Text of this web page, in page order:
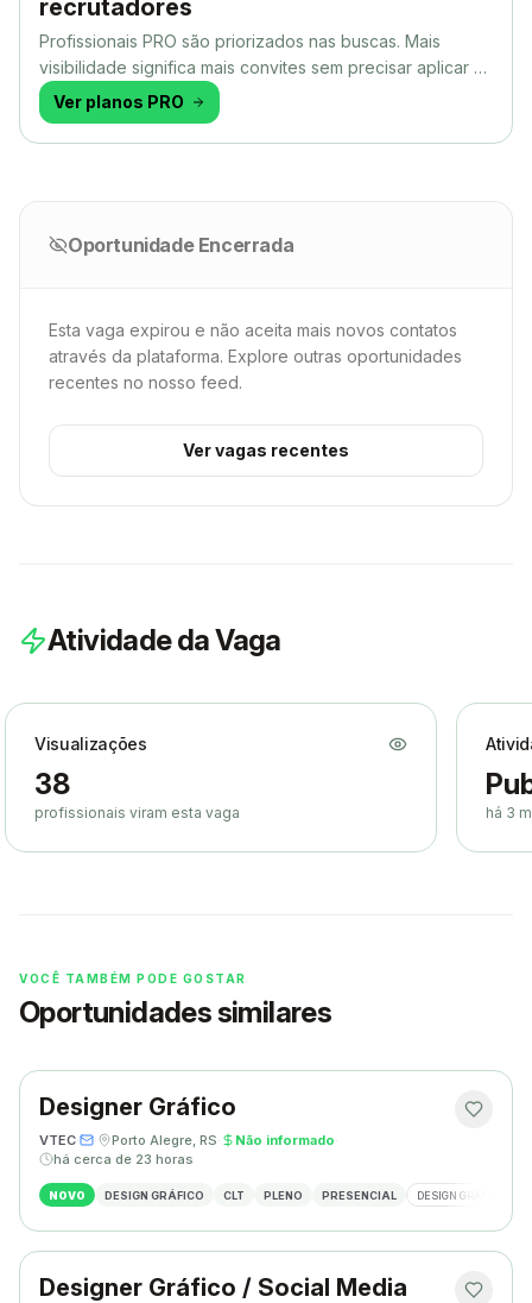
recrutadores
Profissionais PRO são priorizados nas buscas. Mais
visibilidade significa mais convites sem precisar aplicar a
todo momento.
Ver planos PRO
Oportunidade Encerrada
Esta vaga expirou e não aceita mais novos contatos
através da plataforma. Explore outras oportunidades
recentes no nosso feed.
Ver vagas recentes
Atividade da Vaga
Visualizações
38
profissionais viram esta vaga há 3
VOCÊ TAMBÉM PODE GOSTAR
Oportunidades similares
Designer Gráfico
VTEC· · Porto Alegre, RS· Não informado·
há cerca de 23 horas
NOVO DESIGN GRÁFICO CLT PLENO PRESENCIAL DESIGN GRÁFICO
Designer Gráfico / Social Media